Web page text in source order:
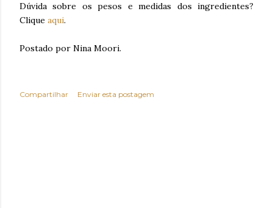
Dúvida sobre os pesos e medidas dos ingredientes?
Clique aqui.
Postado por Nina Moori.
Compartilhar Enviar esta postagem